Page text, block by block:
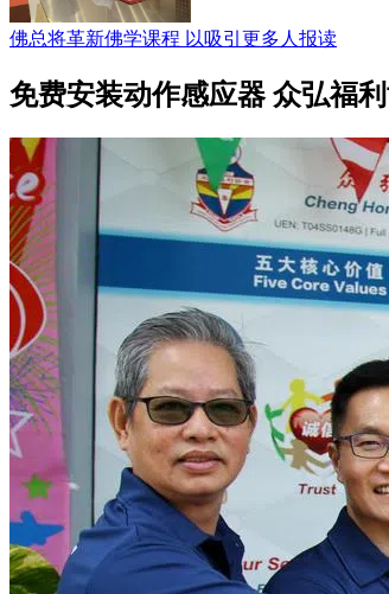
佛总将革新佛学课程 以吸引更多人报读
免费安装动作感应器 众弘福